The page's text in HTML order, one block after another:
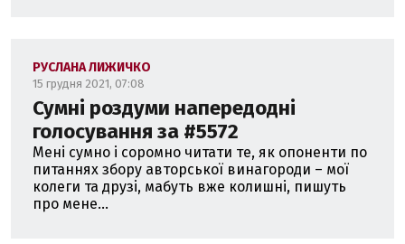
РУСЛАНА ЛИЖИЧКО
15 грудня 2021, 07:08
Сумні роздуми напередодні
голосування за #5572
Мені сумно і соромно читати те, як опоненти по
питаннях збору авторської винагороди – мої
колеги та друзі, мабуть вже колишні, пишуть
про мене...